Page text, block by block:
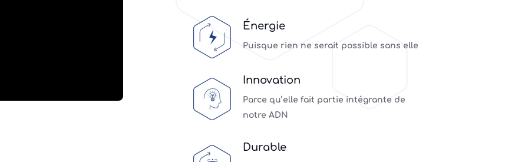
Énergie
Puisque rien ne serait possible sans elle
Innovation
Parce qu’elle fait partie intégrante de
notre ADN
Durable